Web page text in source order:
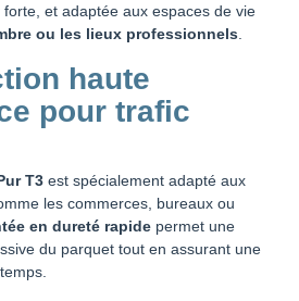
forte, et adaptée aux espaces de vie
ou les lieux professionnels
haute
pour trafic
T3 est spécialement adapté aux
les commerces, bureaux ou
en dureté rapide permet une
du parquet tout en assurant une